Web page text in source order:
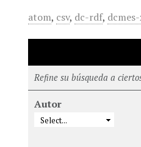
atom, csv, dc-rdf,
Refine su búsqueda a
Autor